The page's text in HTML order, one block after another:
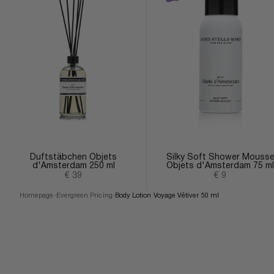
Duftstäbchen Objets
d'Amsterdam 250 ml
Angebot
€ 39
Silky Soft Shower Mousse
Objets d'Amsterdam 75 ml
Angebot
€ 9
Homepage -Evergreen Pricing -Body Lotion Voyage Vétiver 50 ml